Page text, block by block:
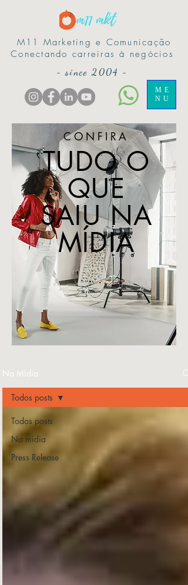
M11 Marketing e Comunicação
Conectando carreiras à negócios
ME
NU
-since 2004 -
CONFIRA
TUDO O
QUE
SAIU NA
MÍDIA
Na Mídia
Todos posts
Na midia
Press Release
Todos posts